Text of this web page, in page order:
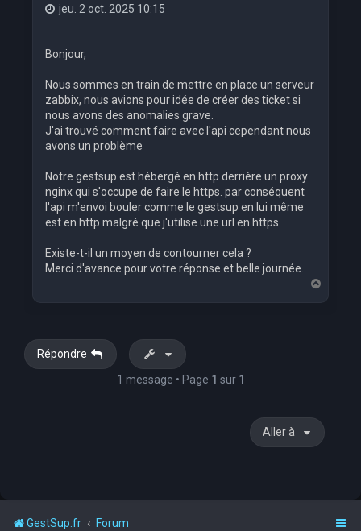
jeu. 2 oct. 2025 10:15
Bonjour,
Nous sommes en train de mettre en place un serveur
zabbix, nous avions pour idée de créer des ticket si
nous avons des anomalies grave.
J'ai trouvé comment faire avec l'api cependant nous
avons un problème
Notre gestsup est hébergé en http derrière un proxy
nginx qui s'occupe de faire le https. par conséquent
l'api m'envoi bouler comme le gestsup en lui même
est en http malgré que j'utilise une url en https.
Existe-t-il un moyen de contourner cela ?
Merci d'avance pour votre réponse et belle journée.
a
Répondre
1 message • Page 1 sur 1
Aller à
GestSup.fr Forum